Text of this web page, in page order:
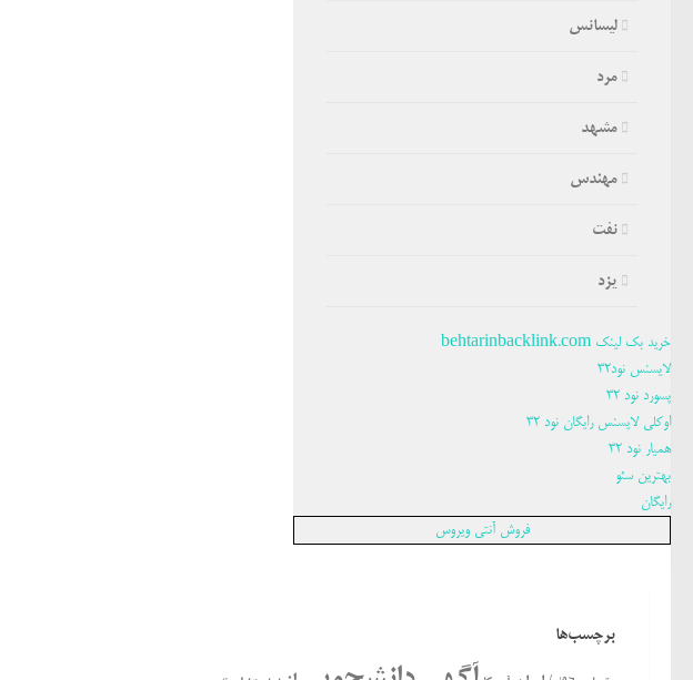
لیسانس
مرد
مشهد
مهندس
نفت
یزد
خرید بک لینک behtarinbacklink.com
لایسنس نود32
پسورد نود 32
اوکلی لایسنس رایگان نود 32
همیار نود 32
بهترین سئو
رایگان
فروش آنتی ویروس
برچسب‌ها